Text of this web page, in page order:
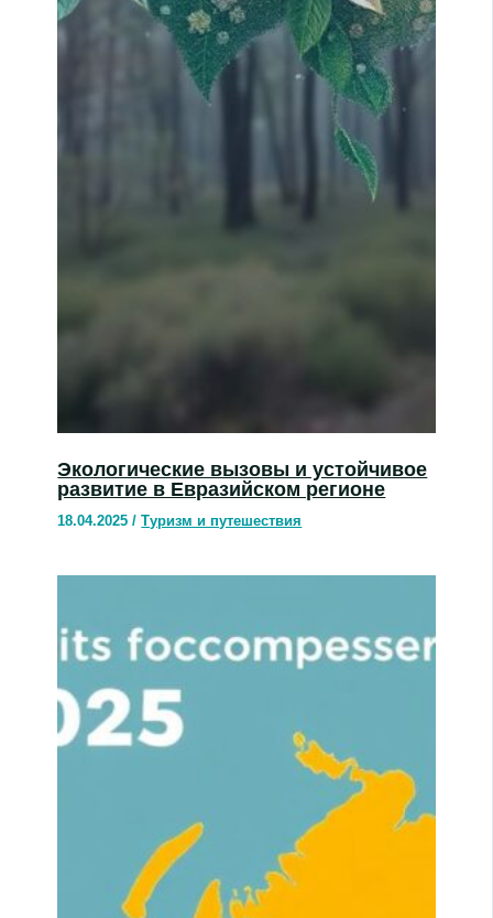
Экологические вызовы и устойчивое
развитие в Евразийском регионе
18.04.2025/Туризм и путешествия